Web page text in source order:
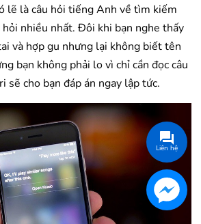
lẽ là câu hỏi tiếng Anh về tìm kiếm
hỏi nhiều nhất. Đôi khi bạn nghe thấy
và hợp gu nhưng lại không biết tên
bạn không phải lo vì chỉ cần đọc câu
sẽ cho bạn đáp án ngay lập tức.
Liên hệ